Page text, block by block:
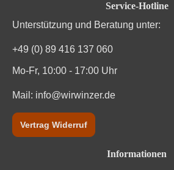
Weinart
Durchschnittliche nährwertangaben
Brennwert
Service-Hotline
Unterstützung und Beratung unter:
+49 (0) 89 416 137 060
Mo-Fr, 10:00 - 17:00 Uhr
Mail: info@wirwinzer.de
Vertrag Widerruf
Informationen